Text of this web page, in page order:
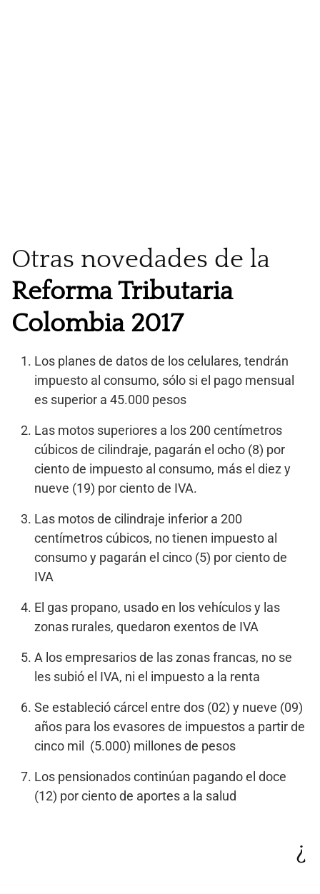
Otras novedades de la
Reforma Tributaria
Colombia 2017
Los planes de datos de los celulares, tendrán
impuesto al consumo, sólo si el pago mensual
es superior a 45.000 pesos
Las motos superiores a los 200 centímetros
cúbicos de cilindraje, pagarán el ocho (8) por
ciento de impuesto al consumo, más el diez y
nueve (19) por ciento de IVA.
Las motos de cilindraje inferior a 200
centímetros cúbicos, no tienen impuesto al
consumo y pagarán el cinco (5) por ciento de
IVA
El gas propano, usado en los vehículos y las
zonas rurales, quedaron exentos de IVA
A los empresarios de las zonas francas, no se
les subió el IVA, ni el impuesto a la renta
Se estableció cárcel entre dos (02) y nueve (09)
años para los evasores de impuestos a partir de
cinco mil (5.000) millones de pesos
Los pensionados continúan pagando el doce
(12) por ciento de aportes a la salud
¿